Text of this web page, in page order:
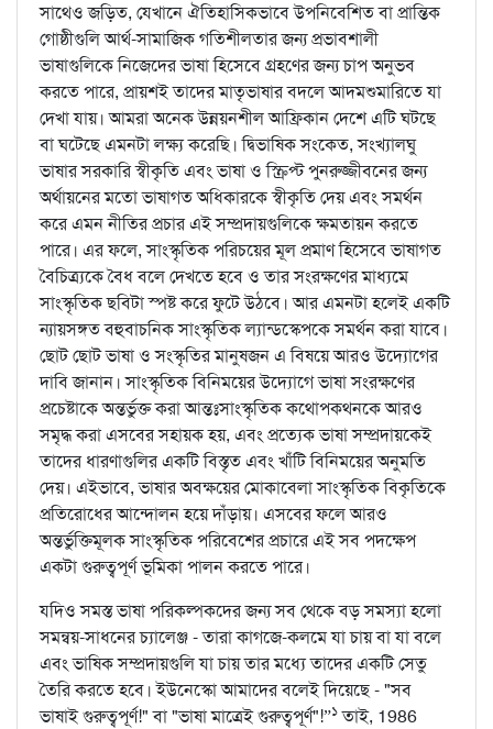
সাথেও জড়িত, যেখানে ঐতিহাসিকভাবে উপনিবেশিত বা প্রান্তিক
গোষ্ঠীগুলি আর্থ-সামাজিক গতিশীলতার জন্য প্রভাবশালী
ভাষাগুলিকে নিজেদের ভাষা হিসেবে গ্রহণের জন্য চাপ অনুভব
করতে পারে, প্রায়শই তাদের মাতৃভাষার বদলে আদমশুমারিতে যা
দেখা যায়। আমরা অনেক উন্নয়নশীল আফ্রিকান দেশে এটি ঘটছে
বা ঘটেছে এমনটা লক্ষ্য করেছি। দ্বিভাষিক সংকেত, সংখ্যালঘু
ভাষার সরকারি স্বীকৃতি এবং ভাষা ও স্ক্রিপ্ট পুনরুজ্জীবনের জন্য
অর্থায়নের মতো ভাষাগত অধিকারকে স্বীকৃতি দেয় এবং সমর্থন
করে এমন নীতির প্রচার এই সম্প্রদায়গুলিকে ক্ষমতায়ন করতে
পারে। এর ফলে, সাংস্কৃতিক পরিচয়ের মূল প্রমাণ হিসেবে ভাষাগত
বৈচিত্র্যকে বৈধ বলে দেখতে হবে ও তার সংরক্ষণের মাধ্যমে
সাংস্কৃতিক ছবিটা স্পষ্ট করে ফুটে উঠবে। আর এমনটা হলেই একটি
ন্যায়সঙ্গত বহুবাচনিক সাংস্কৃতিক ল্যান্ডস্কেপকে সমর্থন করা যাবে।
ছোট ছোট ভাষা ও সংস্কৃতির মানুষজন এ বিষয়ে আরও উদ্যোগের
দাবি জানান। সাংস্কৃতিক বিনিময়ের উদ্যোগে ভাষা সংরক্ষণের
প্রচেষ্টাকে অন্তর্ভুক্ত করা আন্তঃসাংস্কৃতিক কথোপকথনকে আরও
সমৃদ্ধ করা এসবের সহায়ক হয়, এবং প্রত্যেক ভাষা সম্প্রদায়কেই
তাদের ধারণাগুলির একটি বিস্তৃত এবং খাঁটি বিনিময়ের অনুমতি
দেয়। এইভাবে, ভাষার অবক্ষয়ের মোকাবেলা সাংস্কৃতিক বিকৃতিকে
প্রতিরোধের আন্দোলন হয়ে দাঁড়ায়। এসবের ফলে আরও
অন্তর্ভুক্তিমূলক সাংস্কৃতিক পরিবেশের প্রচারে এই সব পদক্ষেপ
একটা গুরুত্বপূর্ণ ভূমিকা পালন করতে পারে।
যদিও সমস্ত ভাষা পরিকল্পকদের জন্য সব থেকে বড় সমস্যা হলো
সমন্বয়-সাধনের চ্যালেঞ্জ - তারা কাগজে-কলমে যা চায় বা যা বলে
এবং ভাষিক সম্প্রদায়গুলি যা চায় তার মধ্যে তাদের একটি সেতু
তৈরি করতে হবে। ইউনেস্কো আমাদের বলেই দিয়েছে - "সব
ভাষাই গুরুত্বপূর্ণ!" বা "ভাষা মাত্রেই গুরুত্বপূর্ণ"!”১তাই, 1986